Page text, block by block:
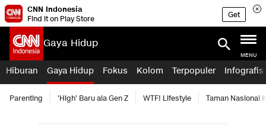
CNN Indonesia
Find it on Play Store
Get
Gaya Hidup
MENU
Hiburan Gaya Hidup Fokus Kolom Terpopuler Infografis
Parenting 'High' Baru ala Gen Z WTF! Lifestyle Taman Nasional